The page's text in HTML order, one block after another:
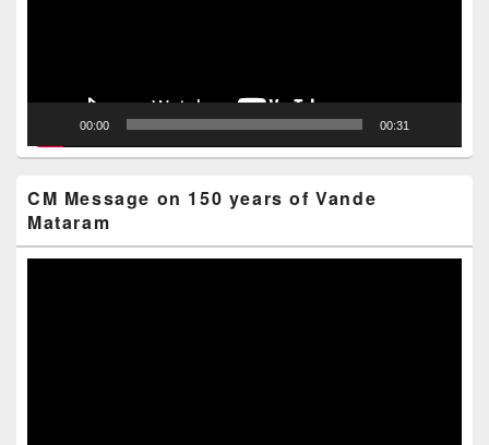
00:00 00:31
CM Message on 150 years of Vande
Mataram